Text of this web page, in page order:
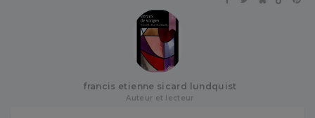
francis etienne sicard lundquist
Auteur et lecteur